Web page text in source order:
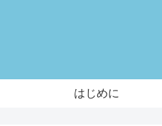
はじめに